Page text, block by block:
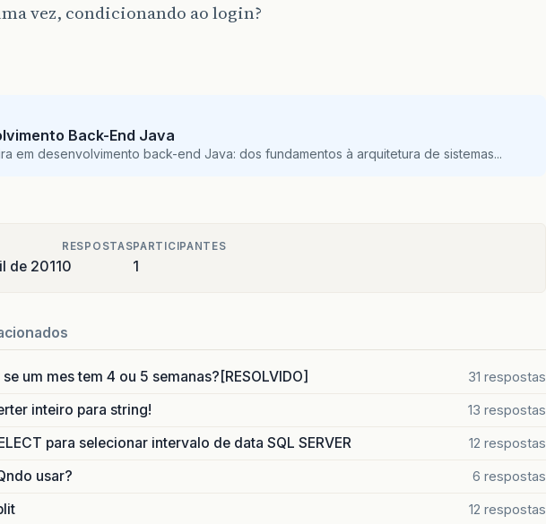
vez, condicionando ao login?
Back-End Java
em desenvolvimento back-end Java: dos fundamentos à arquitetura de sistemas...
de 2011
RESPOSTAS
0
PARTICIPANTES
1
um mes tem 4 ou 5 semanas?[RESOLVIDO] 31 respostas
inteiro para string! 13 respostas
para selecionar intervalo de data SQL SERVER 12 respostas
usar? 6 respostas
12 respostas